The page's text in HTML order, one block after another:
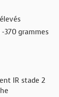
370 grammes
IR stade 2